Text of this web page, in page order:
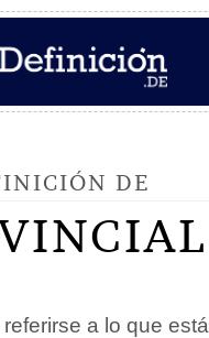
DE
a lo que